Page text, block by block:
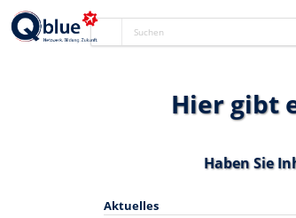
Hier gibt
Haben Sie
Aktuelles